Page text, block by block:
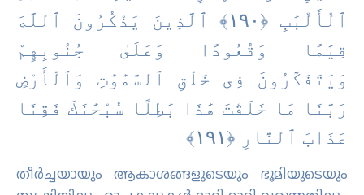
ٱلْأَلْبَٰبِ ‎﴿١٩٠﴾‏ ٱلَّذِينَ يَذْكُرُونَ ٱللَّهَ
قِيَٰمًا وَقُعُودًا وَعَلَىٰ جُنُوبِهِمْ
وَيَتَفَكَّرُونَ فِى خَلْقِ ٱلسَّمَٰوَٰتِ وَٱلْأَرْضِ
رَبَّنَا مَا خَلَقْتَ هَٰذَا بَٰطِلًا سُبْحَٰنَكَ فَقِنَا
عَذَابَ ٱلنَّارِ ‎﴿١٩١﴾
തീര്‍ച്ചയായും ആകാശങ്ങളുടെയും ഭൂമിയുടെയും